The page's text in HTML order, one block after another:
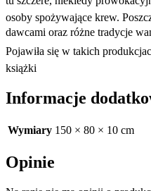
osoby spożywające krew.
dawcami oraz różne tradycje
Pojawiła się w takich
książki
Informacje
Wymiary 150 × 80 × 10 cm
Opinie